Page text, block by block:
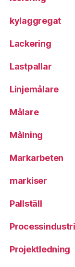
kylaggregat
Lackering
Lastpallar
Linjemålare
Målare
Målning
Markarbeten
markiser
Pallställ
Processindustri
Projektledning